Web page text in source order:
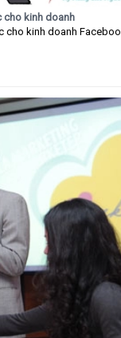
cho kinh doanh
cho kinh doanh